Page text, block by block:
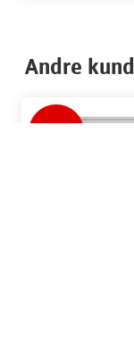
Andre
-40%